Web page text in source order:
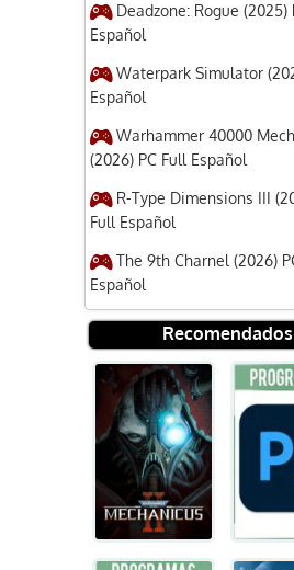
Deadzone: Rogue (2025)
Español
Waterpark Simulator
Español
Warhammer 40000
(2026) PC Full Español
R-Type Dimensions III
Full Español
The 9th Charnel (2026)
Español
Recomendados